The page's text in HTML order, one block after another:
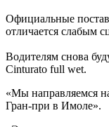
Официальные
отличается слабым
Водителям снова
Cinturato full wet.
«Мы направляемся
Гран-при в Имоле».